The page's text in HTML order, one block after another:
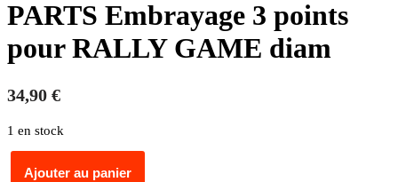
PARTS Embrayage 3 points
pour RALLY GAME diam
34,90 €
1 en stock
quantité
Ajouter au panier